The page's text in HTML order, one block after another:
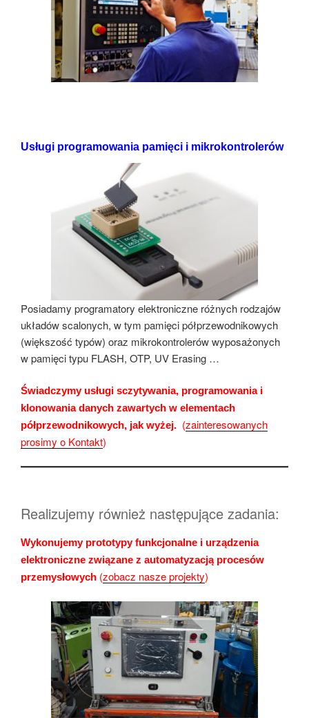
Usługi programowania pamięci i mikrokontrolerów
Posiadamy programatory elektroniczne różnych rodzajów
układów scalonych, w tym pamięci półprzewodnikowych
(większość typów) oraz mikrokontrolerów wyposażonych
w pamięci typu FLASH, OTP, UV Erasing …
Świadczymy usługi sczytywania, programowania i
klonowania danych zawartych w elementach
półprzewodnikowych, jak wyżej. (zainteresowanych
prosimy o Kontakt)
Realizujemy również następujące zadania:
Wykonujemy prototypy funkcjonalne i urządzenia
elektroniczne związane z automatyzacją procesów
przemysłowych (zobacz nasze projekty)